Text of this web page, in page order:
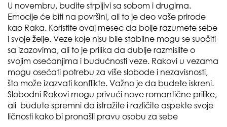
U novembru, budite strpljivi sa sobom i drugima.
Emocije će biti na površini, ali to je deo vaše prirode
kao Raka. Koristite ovaj mesec da bolje razumete sebe
i svoje želje. Veze koje nisu bile stabilne mogu se suočiti
sa izazovima, ali to je prilika da dublje razmislite o
svojim osećanjima i budućnosti veze. Rakovi u vezama
mogu osećati potrebu za više slobode i nezavisnosti,
što može izazvati konflikte. Važno je da budete iskreni.
Slobodni Rakovi mogu privući nove romantične prilike,
ali budute spremni da istražite i različite aspekte svoje
ličnosti kako bi pronašli pravu osobu za sebe